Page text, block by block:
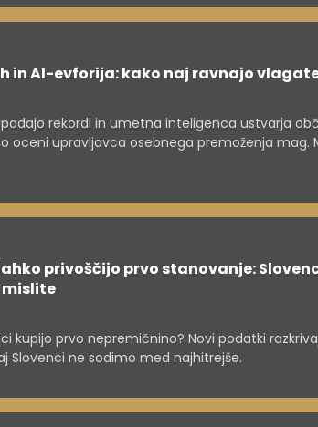
in AI-evforija: kako naj ravnajo
rekordi in umetna inteligenca ustvarja
oceni upravljavca osebnega premoženja mag.
privoščijo prvo stanovanje:
kupijo prvo nepremičnino? Novi podatki
Slovenci ne sodimo med najhitrejše.